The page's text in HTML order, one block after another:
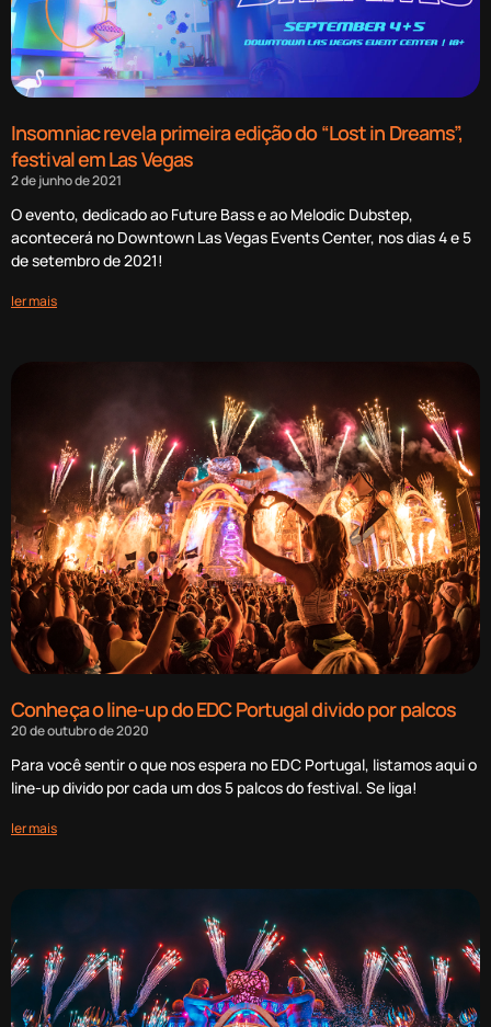
Insomniac revela primeira edição do “Lost in Dreams”,
festival em Las Vegas
2 de junho de 2021
O evento, dedicado ao Future Bass e ao Melodic Dubstep,
acontecerá no Downtown Las Vegas Events Center, nos dias 4 e 5
de setembro de 2021!
ler mais
Conheça o line-up do EDC Portugal divido por palcos
20 de outubro de 2020
Para você sentir o que nos espera no EDC Portugal, listamos aqui o
line-up divido por cada um dos 5 palcos do festival. Se liga!
ler mais